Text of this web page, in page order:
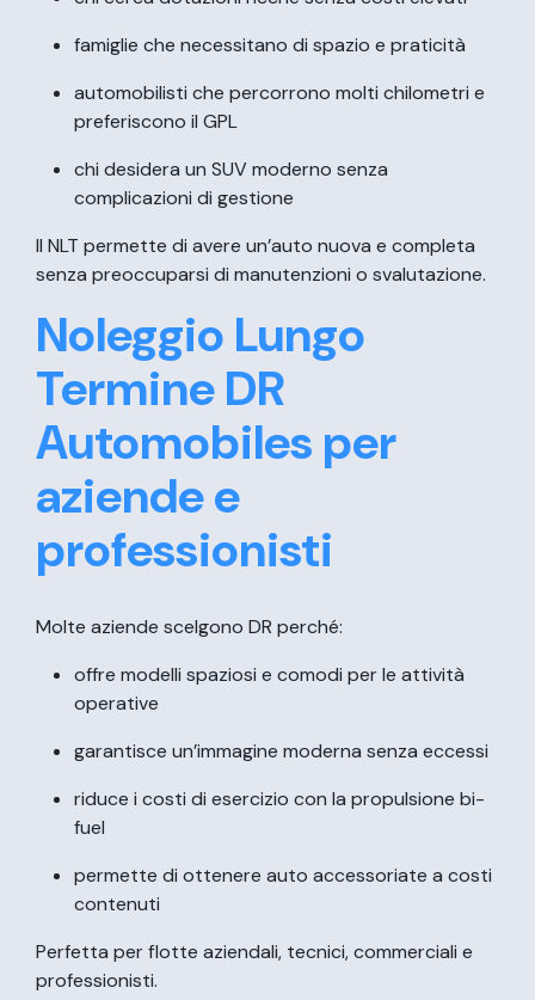
famiglie che necessitano di spazio e praticità
automobilisti che percorrono molti chilometri e
preferiscono il GPL
chi desidera un SUV moderno senza
complicazioni di gestione
Il NLT permette di avere un’auto nuova e completa
senza preoccuparsi di manutenzioni o svalutazione.
Noleggio Lungo
Termine DR
Automobiles per
aziende e
professionisti
Molte aziende scelgono DR perché:
offre modelli spaziosi e comodi per le attività
operative
garantisce un’immagine moderna senza eccessi
riduce i costi di esercizio con la propulsione bi-
fuel
permette di ottenere auto accessoriate a costi
contenuti
Perfetta per flotte aziendali, tecnici, commerciali e
professionisti.